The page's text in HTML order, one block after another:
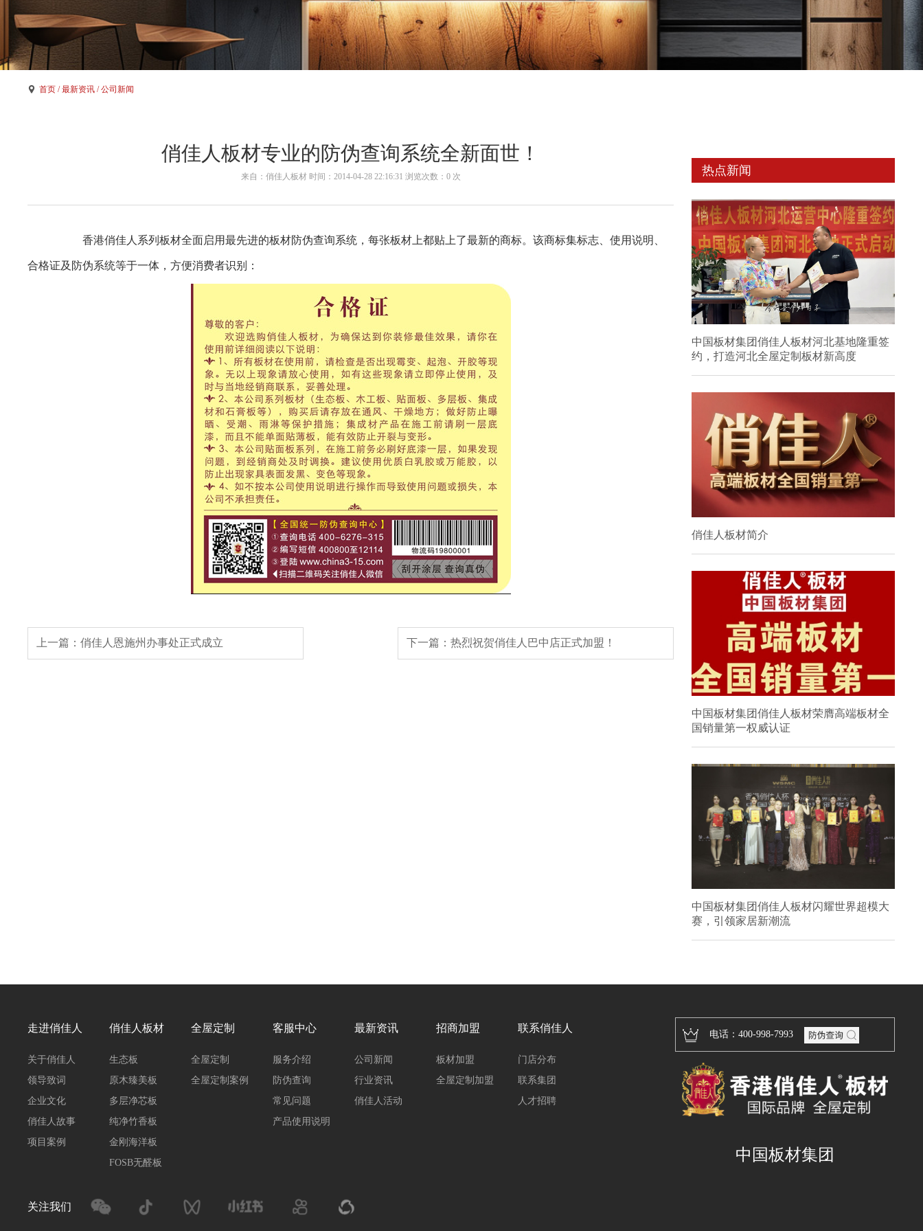
首页 / 最新资讯 / 公司新闻
俏佳人板材专业的防伪查询系统全新面世！
来自：俏佳人板材 时间：2014-04-28 22:16:31 浏览次数： 0次
香港俏佳人系列板材全面启用最先进的板材防伪查询系统，每张板材上都贴上了最新的商标。该商标集标志、使用说明、
合格证及防伪系统等于一体，方便消费者识别：
上一篇：俏佳人恩施州办事处正式成立 下一篇：热烈祝贺俏佳人巴中店正式加盟！
热点新闻
中国板材集团俏佳人板材河北基地隆重签
约，打造河北全屋定制板材新高度
俏佳人板材简介
中国板材集团俏佳人板材荣膺高端板材全
国销量第一权威认证
中国板材集团俏佳人板材闪耀世界超模大
赛，引领家居新潮流
走进俏佳人
关于俏佳人
领导致词
企业文化
俏佳人故事
项目案例
俏佳人板材
生态板
原木臻美板
多层净芯板
纯净竹香板
金刚海洋板
FOSB无醛板
全屋定制
全屋定制
全屋定制案例
客服中心
服务介绍
防伪查询
常见问题
产品使用说明
最新资讯
公司新闻
行业资讯
俏佳人活动
招商加盟
板材加盟
全屋定制加盟
联系俏佳人
门店分布
联系集团
人才招聘
关注我们
电话：400-998-7993
中国板材集团